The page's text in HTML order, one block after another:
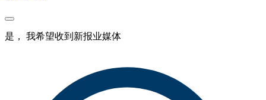
是， 我希望收到新报业媒体